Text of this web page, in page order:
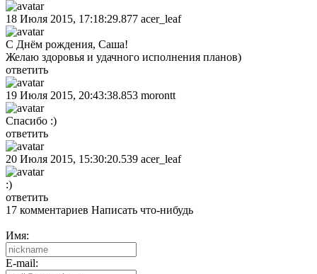
18 Июля 2015, 17:18:29.877 acer_leaf
С Днём рождения, Саша!
Желаю здоровья и удачного исполнения планов)
ответить
19 Июля 2015, 20:43:38.853 morontt
Спасибо :)
ответить
20 Июля 2015, 15:30:20.539 acer_leaf
:)
ответить
17 комментариев Написать что-нибудь
Имя:
E-mail: